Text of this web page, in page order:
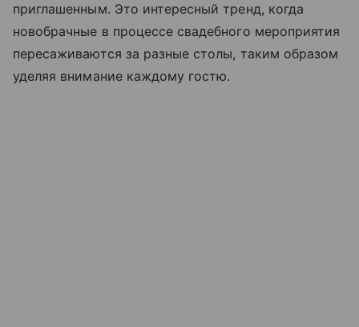
приглашенным. Это интересный тренд, когда
новобрачные в процессе свадебного мероприятия
пересаживаются за разные столы, таким образом
уделяя внимание каждому гостю.